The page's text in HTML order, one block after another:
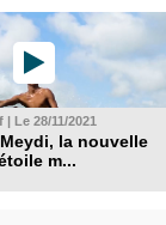
| Le 28/11/2021
la nouvelle
m...